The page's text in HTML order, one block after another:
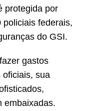
protegida por
policiais federais,
do GSI.
gastos
oficiais, sua
embaixadas.